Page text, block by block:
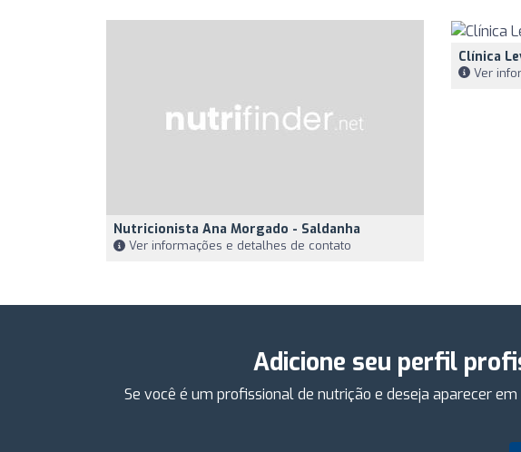
Nutricionista Ana Morgado - Saldanha
Ver informações e detalhes de contato
Clínica
Ver
Adicione seu perfil
Se você é um profissional de nutrição e deseja aparecer